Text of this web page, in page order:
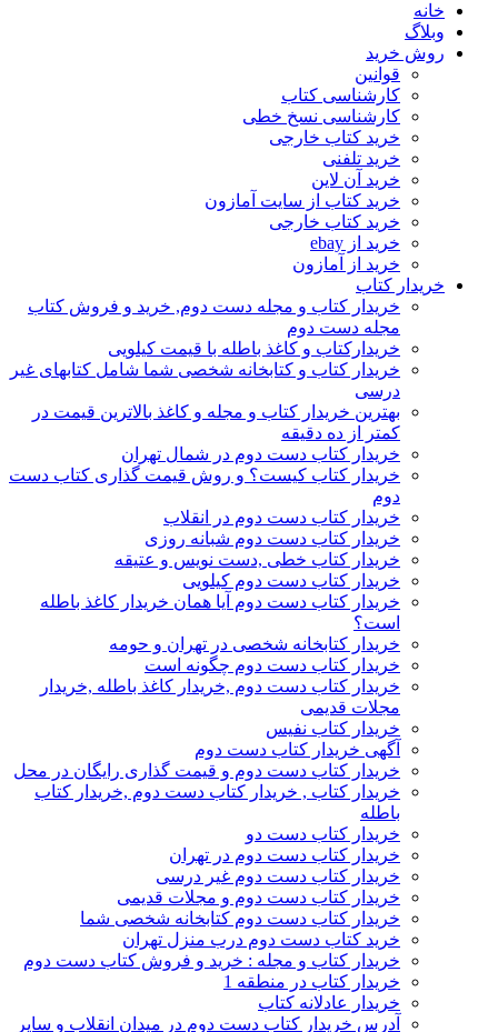
خانه
وبلاگ
روش خرید
قوانین
کارشناسی کتاب
کارشناسی نسخ خطی
خرید کتاب خارجی
خرید تلفنی
خرید آن لاین
خرید کتاب از سایت آمازون
خرید کتاب خارجی
خرید از ebay
خرید از آمازون
خریدار کتاب
خریدار کتاب و مجله دست دوم, خرید و فروش کتاب
مجله دست دوم
خریدارکتاب و کاغذ باطله با قیمت کیلویی
خریدار کتاب و کتابخانه شخصی شما شامل کتابهای غیر
درسی
بهترین خریدار کتاب و مجله و کاغذ بالاترین قیمت در
کمتر از ده دقیقه
خریدار کتاب دست دوم در شمال تهران
خریدار کتاب کیست؟ و روش قیمت گذاری کتاب دست
دوم
خریدار کتاب دست دوم در انقلاب
خریدار کتاب دست دوم شبانه روزی
خریدار کتاب خطی ,دست نویس و عتیقه
خریدار کتاب دست دوم کیلویی
خریدار کتاب دست دوم آیا همان خریدار کاغذ باطله
است؟
خریدار کتابخانه شخصی در تهران و حومه
خریدار کتاب دست دوم چگونه است
خریدار کتاب دست دوم ,خریدار کاغذ باطله ,خریدار
مجلات قدیمی
خریدار کتاب نفیس
آگهی خریدار کتاب دست دوم
خریدار کتاب دست دوم و قیمت گذاری رایگان در محل
خریدار کتاب , خریدار کتاب دست دوم ,خریدار کتاب
باطله
خریدار کتاب دست دو
خریدار کتاب دست دوم در تهران
خریدار کتاب دست دوم غیر درسی
خریدار کتاب دست دوم و مجلات قدیمی
خریدار کتاب دست دوم کتابخانه شخصی شما
خرید کتاب دست دوم درب منزل تهران
خریدار کتاب و مجله : خرید و فروش کتاب دست دوم
خریدار کتاب در منطقه 1
خریدار عادلانه کتاب
آدرس خریدار کتاب دست دوم در میدان انقلاب و سایر